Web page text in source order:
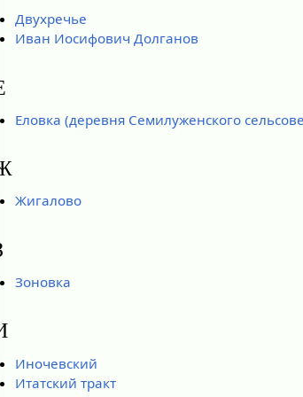
Двухречье
Иван Иосифович Долганов
Еловка (деревня Семилуженского
Жигалово
Зоновка
Иночевский
Итатский тракт